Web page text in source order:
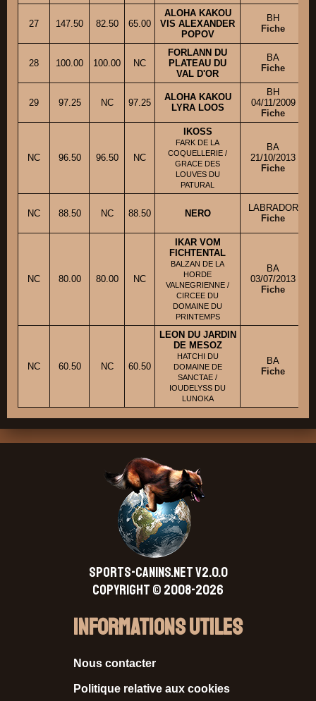
27 147.50 82.50 65.00
ALOHA KAKOU
VIS ALEXANDER
POPOV
BH
Fiche
28 100.00 100.00 NC
FORLANN DU
PLATEAU DU
VAL D'OR
BA
Fiche
29 97.25 NC 97.25
ALOHA KAKOU
LYRA LOOS
BH
04/11/2009
Fiche
NC 96.50 96.50 NC
IKOSS
FARK DE LA
COQUELLERIE /
GRACE DES
LOUVES DU
PATURAL
BA
21/10/2013
Fiche
NC 88.50 NC 88.50 NERO
LABRADOR
Fiche
NC 80.00 80.00 NC
IKAR VOM
FICHTENTAL
BALZAN DE LA
HORDE
VALNEGRIENNE /
CIRCEE DU
DOMAINE DU
PRINTEMPS
BA
03/07/2013
Fiche
NC 60.50 NC 60.50
LEON DU JARDIN
DE MESOZ
HATCHI DU
DOMAINE DE
SANCTAE /
IOUDELYSS DU
LUNOKA
BA
Fiche
SPORTS-CANINS.NET V2.0.0
Copyright © 2008-2026
Informations Utiles
Nous contacter
Politique relative aux cookies